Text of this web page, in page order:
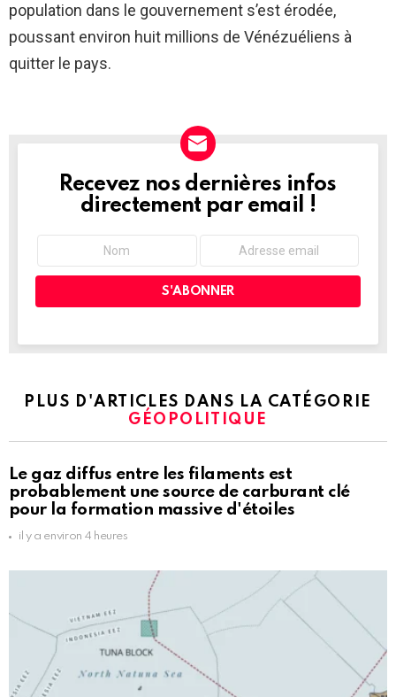
population dans le gouvernement s’est érodée,
poussant environ huit millions de Vénézuéliens à
quitter le pays.
NEWSLETTER
Recevez nos dernières infos
directement par email !
PLUS D'ARTICLES DANS LA CATÉGORIE
GÉOPOLITIQUE
Le gaz diffus entre les filaments est
probablement une source de carburant clé
pour la formation massive d'étoiles
il y a environ 4 heures